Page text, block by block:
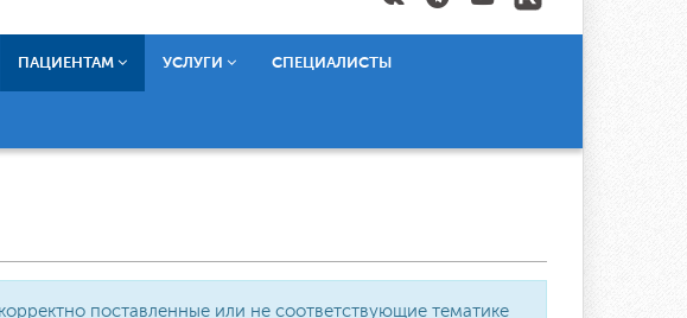
ПАЦИЕНТАМ УСЛУГИ СПЕЦИАЛИСТЫ
поставленные или не соответствующие тематике